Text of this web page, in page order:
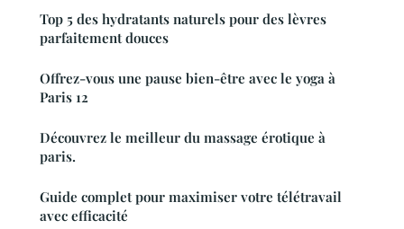
Top 5 des hydratants naturels pour des lèvres
parfaitement douces
Offrez-vous une pause bien-être avec le yoga à
Paris 12
Découvrez le meilleur du massage érotique à
paris.
Guide complet pour maximiser votre télétravail
avec efficacité